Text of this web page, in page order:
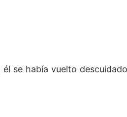
se había vuelto